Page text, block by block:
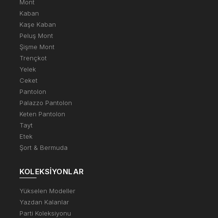
Mont
Kaban
Kaşe Kaban
Peluş Mont
Şişme Mont
Trençkot
Yelek
Ceket
Pantolon
Palazzo Pantolon
Keten Pantolon
Tayt
Etek
Şort & Bermuda
KOLEKSIYONLAR
Yükselen Modeller
Yazdan Kalanlar
Parti Koleksiyonu